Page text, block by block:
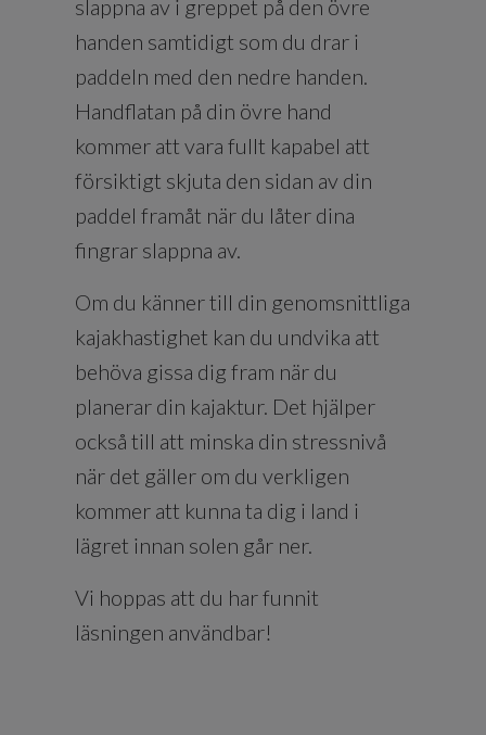
slappna av i greppet på den övre
handen samtidigt som du drar i
paddeln med den nedre handen.
Handflatan på din övre hand
kommer att vara fullt kapabel att
försiktigt skjuta den sidan av din
paddel framåt när du låter dina
fingrar slappna av.
Om du känner till din genomsnittliga
kajakhastighet kan du undvika att
behöva gissa dig fram när du
planerar din kajaktur. Det hjälper
också till att minska din stressnivå
när det gäller om du verkligen
kommer att kunna ta dig i land i
lägret innan solen går ner.
Vi hoppas att du har funnit
läsningen användbar!